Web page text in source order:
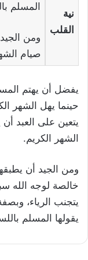
نية
القلب
المسلم
ومن
صيام
يفضل أن يهتم
حينما يهل الشهر
يتعين على العبد
الشهر الكريم.
ومن الجيد أن
خالصة لوجه الله
يتجنب الرياء،
يقولها المسلم